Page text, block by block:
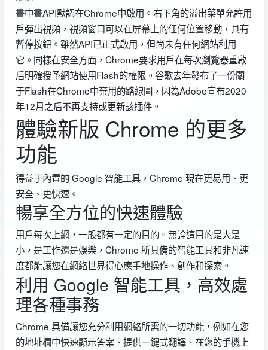
畫中畫API默認在Chrome中啟用。右下角的溢出菜單允許用
戶彈出視頻，視頻窗口可以在屏幕上的任何位置移動，具有
暫停按鈕。雖然API已正式啟用，但尚未有任何網站利用
它。同樣在安全方面，Chrome要求用戶在每次瀏覽器重啟
后明確授予網站使用Flash的權限。谷歌去年發布了一份關
于Flash在Chrome中棄用的路線圖，因為Adobe宣布2020
年12月之后不再支持或更新該插件。
體驗新版 Chrome 的更多
功能
得益于內置的 Google 智能工具，Chrome 現在更易用、更
安全、更快速。
暢享全方位的快速體驗
用戶每次上網，一般都有一定的目的。無論這目的是大是
小，是工作還是娛樂，Chrome 所具備的智能工具和非凡速
度都能讓您在網絡世界得心應手地操作、創作和探索。
利用 Google 智能工具，高效處
理各種事務
Chrome 具備讓您充分利用網絡所需的一切功能，例如在您
的地址欄中快速顯示答案、提供一鍵式翻譯、在您的手機上